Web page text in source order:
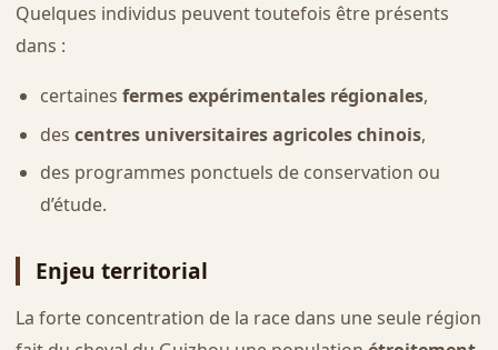
Quelques individus peuvent toutefois être présents
dans :
certaines fermes expérimentales régionales,
des centres universitaires agricoles chinois,
des programmes ponctuels de conservation ou
d’étude.
Enjeu territorial
La forte concentration de la race dans une seule région